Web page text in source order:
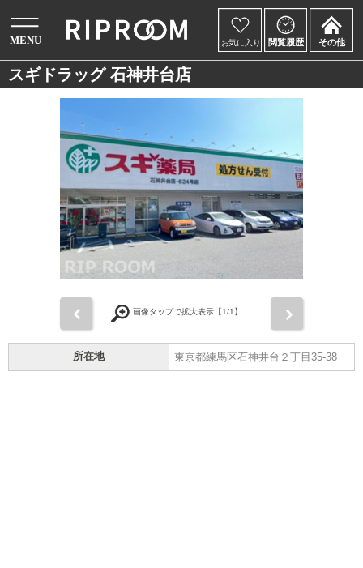
スギドラッグ 石神井台店
画像タップで拡大表示【1/1】
所在地 東京都練馬区石神井台２丁目35-38